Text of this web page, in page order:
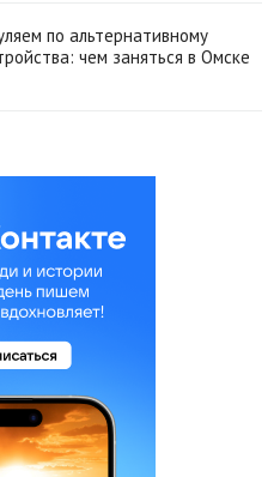
по альтернативному
чем заняться в Омске